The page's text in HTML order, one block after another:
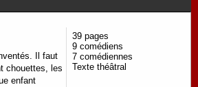
Il faut
chouettes, les
enfant
39 pages
9 comédiens
7 comédiennes
Texte théâtral